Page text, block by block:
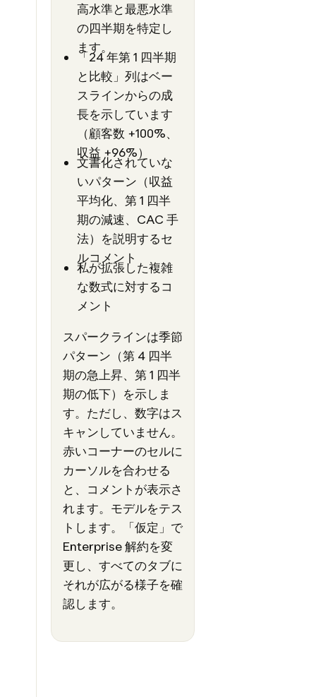
高水準と最悪水準
の四半期を特定し
ます。
「24 年第 1 四半期
と比較」列はベー
スラインからの成
長を示しています
（顧客数 +100%、
収益 +96%）
文書化されていな
いパターン（収益
平均化、第 1 四半
期の減速、CAC 手
法）を説明するセ
ルコメント
私が拡張した複雑
な数式に対するコ
メント
スパークラインは季節
パターン（第 4 四半
期の急上昇、第 1 四半
期の低下）を示しま
す。ただし、数字はス
キャンしていません。
赤いコーナーのセルに
カーソルを合わせる
と、コメントが表示さ
れます。モデルをテス
トします。「仮定」で
Enterprise 解約を変
更し、すべてのタブに
それが広がる様子を確
認します。